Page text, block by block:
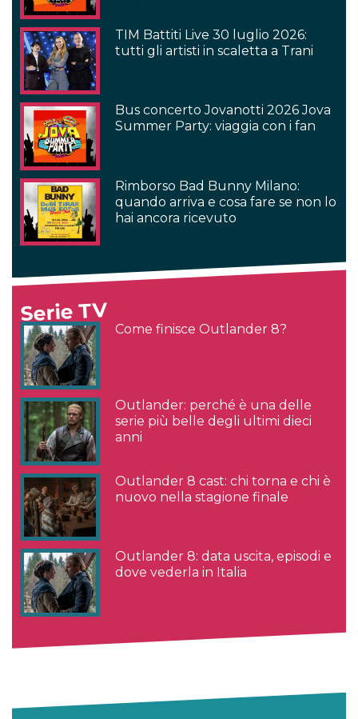
TIM Battiti Live 30 luglio 2026:
tutti gli artisti in scaletta a Trani
Bus concerto Jovanotti 2026 Jova
Summer Party: viaggia con i fan
Rimborso Bad Bunny Milano:
quando arriva e cosa fare se non lo
hai ancora ricevuto
Serie TV
Come finisce Outlander 8?
Outlander: perché è una delle
serie più belle degli ultimi dieci
anni
Outlander 8 cast: chi torna e chi è
nuovo nella stagione finale
Outlander 8: data uscita, episodi e
dove vederla in Italia